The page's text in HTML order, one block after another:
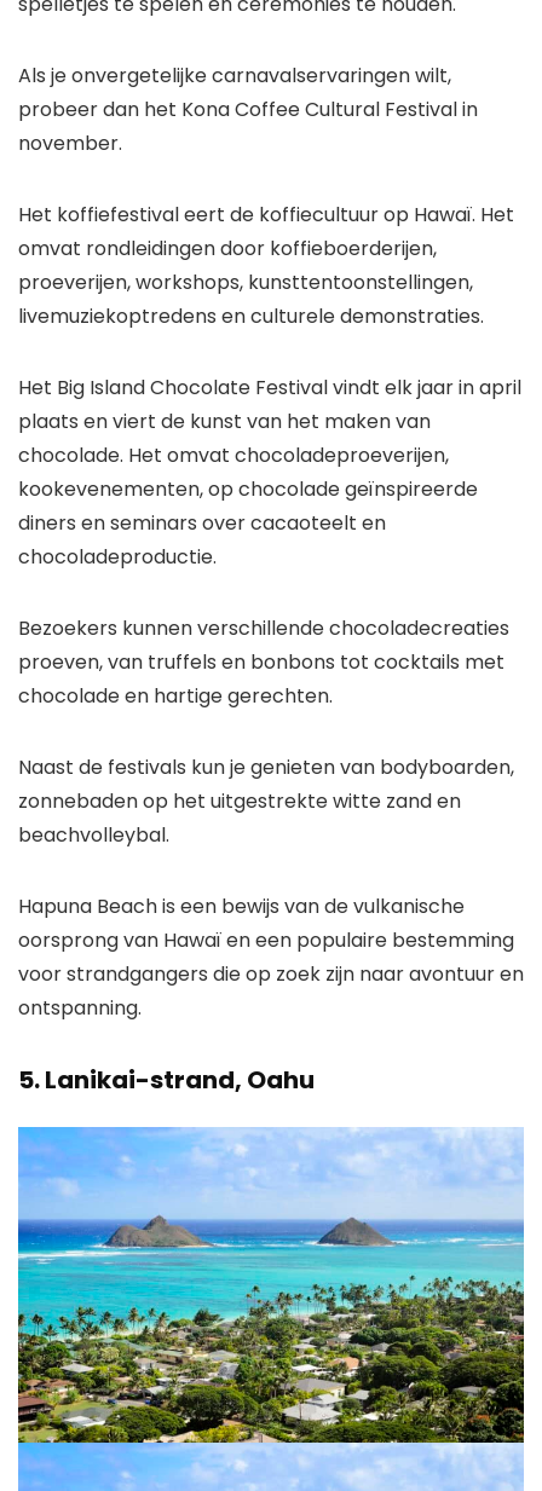
Als je onvergetelijke carnavalservaringen wilt,
probeer dan het Kona Coffee Cultural Festival in
november.
Het koffiefestival eert de koffiecultuur op Hawaï. Het
omvat rondleidingen door koffieboerderijen,
proeverijen, workshops, kunsttentoonstellingen,
livemuziekoptredens en culturele demonstraties.
Het Big Island Chocolate Festival vindt elk jaar in april
plaats en viert de kunst van het maken van
chocolade. Het omvat chocoladeproeverijen,
kookevenementen, op chocolade geïnspireerde
diners en seminars over cacaoteelt en
chocoladeproductie.
Bezoekers kunnen verschillende chocoladecreaties
proeven, van truffels en bonbons tot cocktails met
chocolade en hartige gerechten.
Naast de festivals kun je genieten van bodyboarden,
zonnebaden op het uitgestrekte witte zand en
beachvolleybal.
Hapuna Beach is een bewijs van de vulkanische
oorsprong van Hawaï en een populaire bestemming
voor strandgangers die op zoek zijn naar avontuur en
ontspanning.
5. Lanikai-strand, Oahu